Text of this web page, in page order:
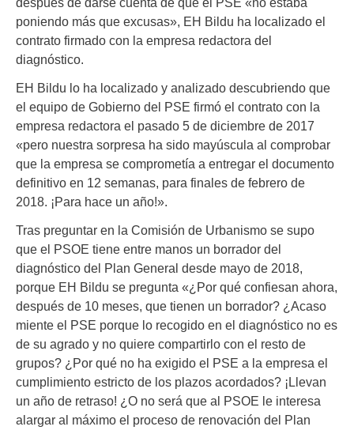
poniendo más que excusas», EH Bildu ha localizado el
contrato firmado con la empresa redactora del
diagnóstico.
EH Bildu lo ha localizado y analizado descubriendo que
el equipo de Gobierno del PSE firmó el contrato con la
empresa redactora el pasado 5 de diciembre de 2017
«pero nuestra sorpresa ha sido mayúscula al comprobar
que la empresa se comprometía a entregar el documento
definitivo en 12 semanas, para finales de febrero de
2018. ¡Para hace un año!».
Tras preguntar en la Comisión de Urbanismo se supo
que el PSOE tiene entre manos un borrador del
diagnóstico del Plan General desde mayo de 2018,
porque EH Bildu se pregunta «¿Por qué confiesan ahora,
después de 10 meses, que tienen un borrador? ¿Acaso
miente el PSE porque lo recogido en el diagnóstico no es
de su agrado y no quiere compartirlo con el resto de
grupos? ¿Por qué no ha exigido el PSE a la empresa el
cumplimiento estricto de los plazos acordados? ¡Llevan
un año de retraso! ¿O no será que al PSOE le interesa
alargar al máximo el proceso de renovación del Plan